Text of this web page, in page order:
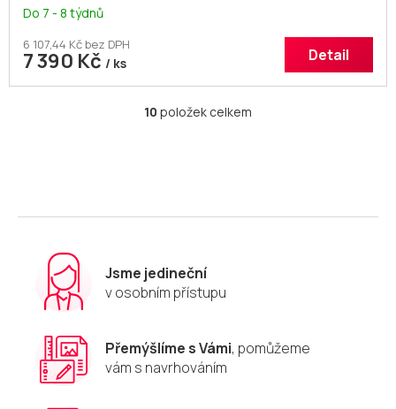
Do 7 - 8 týdnů
6 107,44 Kč bez DPH
7 390 Kč / ks Detail
O
c
r
v
k
ý
p
10 položek celkem
Jsme jedineční
v osobním přístupu
Přemýšlíme s Vámi, pomůžeme
vám s navrhováním